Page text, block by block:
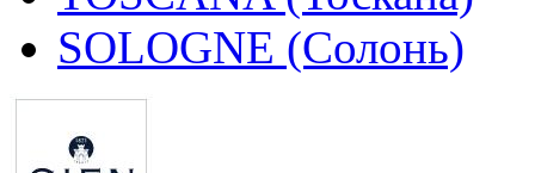
SOLOGNE (Солонь)